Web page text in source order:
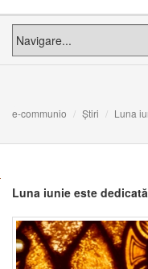
e-communio Știri Luna
Luna iunie este